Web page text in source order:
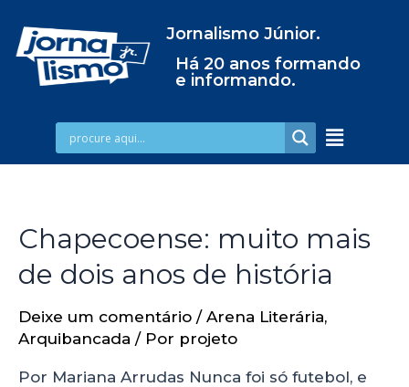
Jornalismo Júnior.
Há 20 anos formando
e informando.
Chapecoense: muito mais
de dois anos de história
Deixe um comentário / Arena Literária,
Arquibancada / Por projeto
Por Mariana Arrudas Nunca foi só futebol, e